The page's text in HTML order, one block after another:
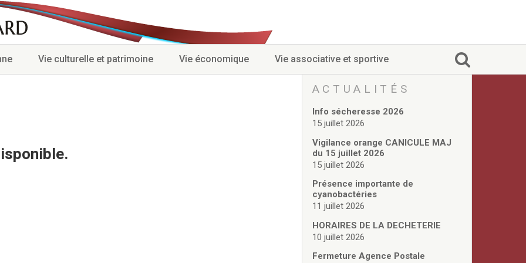
Vie culturelle et patrimoine Vie économique Vie associative et sportive
ACTUALITÉS
Info sécheresse 2026
15 juillet 2026
Vigilance orange CANICULE MAJ
du 15 juillet 2026
15 juillet 2026
Présence importante de
cyanobactéries
11 juillet 2026
HORAIRES DE LA DECHETERIE
10 juillet 2026
Fermeture Agence Postale